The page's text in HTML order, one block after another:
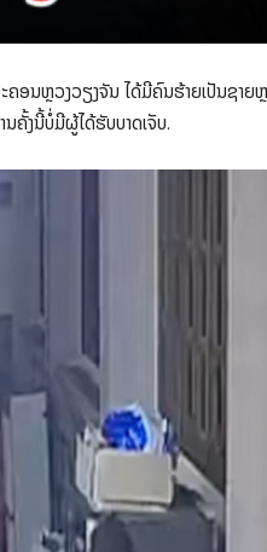
ອນຫຼວງວຽງຈັນ ໄດ້ມີຄົນຮ້າຍເປັນຊາຍ
ນຄັ້ງນີ້ບໍ່ມີຜູ້ໄດ້ຮັບບາດເຈັບ.